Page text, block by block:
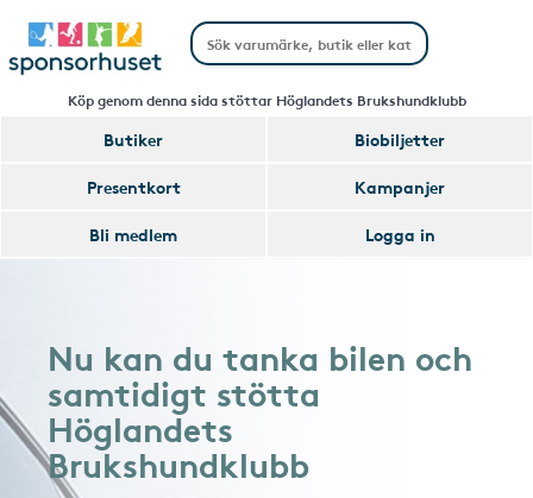
Köp genom denna sida stöttar Höglandets Brukshundklubb
Butiker
Biobiljetter
Presentkort
Kampanjer
Bli medlem
Logga in
Nu kan du tanka bilen och
samtidigt stötta
Höglandets
Brukshundklubb